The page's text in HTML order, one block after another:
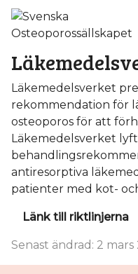
Läkemedelsverket
rekommendation för
osteoporos för att
Läkemedelsverket
antiresorptiva
patienter med kot-
Länk till riktlinjerna
Senast ändrad: 2 mars